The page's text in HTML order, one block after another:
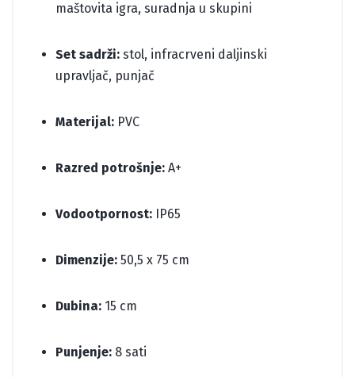
maštovita igra, suradnja u skupini
Set sadrži: stol, infracrveni daljinski
upravljač, punjač
Materijal: PVC
Razred potrošnje: A+
Vodootpornost: IP65
Dimenzije: 50,5 x 75 cm
Dubina: 15 cm
Punjenje: 8 sati